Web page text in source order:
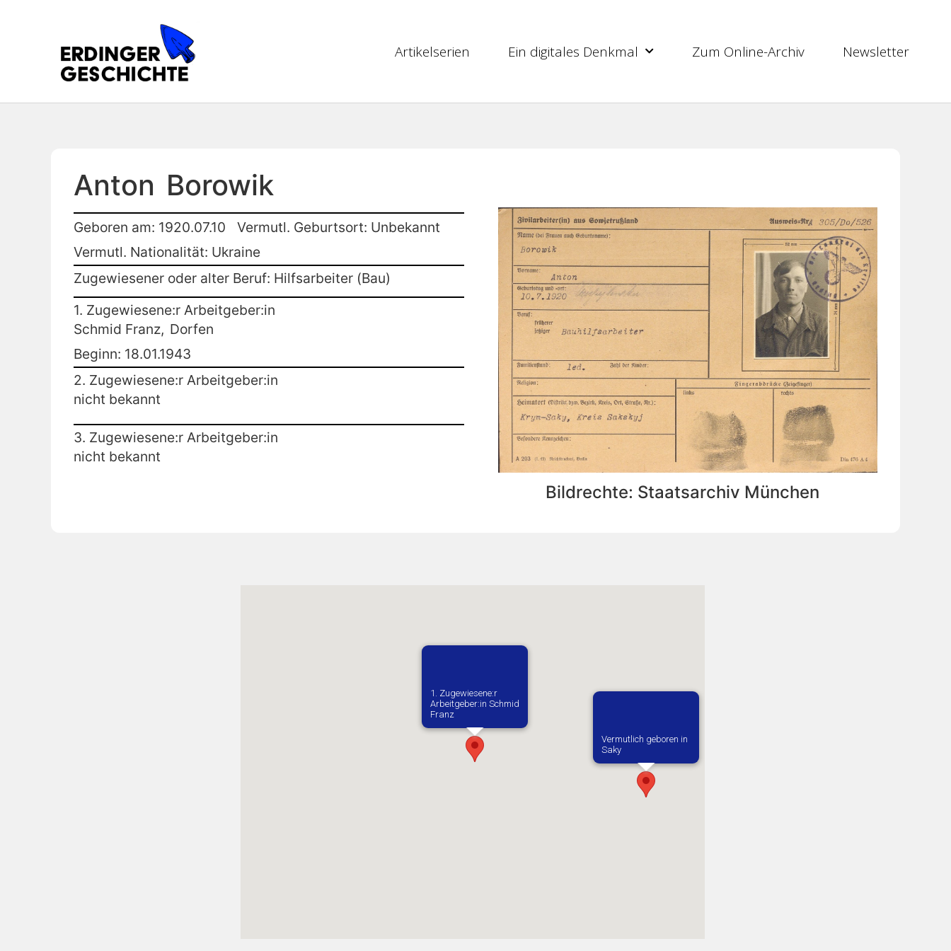
Artikelserien Ein digitales Denkmal Zum Online-Archiv Newsletter
Anton Borowik
Geboren am: 1920.07.10
Vermutl. Geburtsort: Unbekannt
Vermutl. Nationalität: Ukraine
Zugewiesener oder alter Beruf: Hilfsarbeiter (Bau)
1. Zugewiesene:r Arbeitgeber:in
Schmid Franz, Dorfen
Beginn: 18.01.1943
2. Zugewiesene:r Arbeitgeber:in
nicht bekannt
3. Zugewiesene:r Arbeitgeber:in
nicht bekannt
Bildrechte: Staatsarchiv München
Vermutlich geboren in
Saky
1. Zugewiesene:r
Arbeitgeber:in​ Schmid
Franz